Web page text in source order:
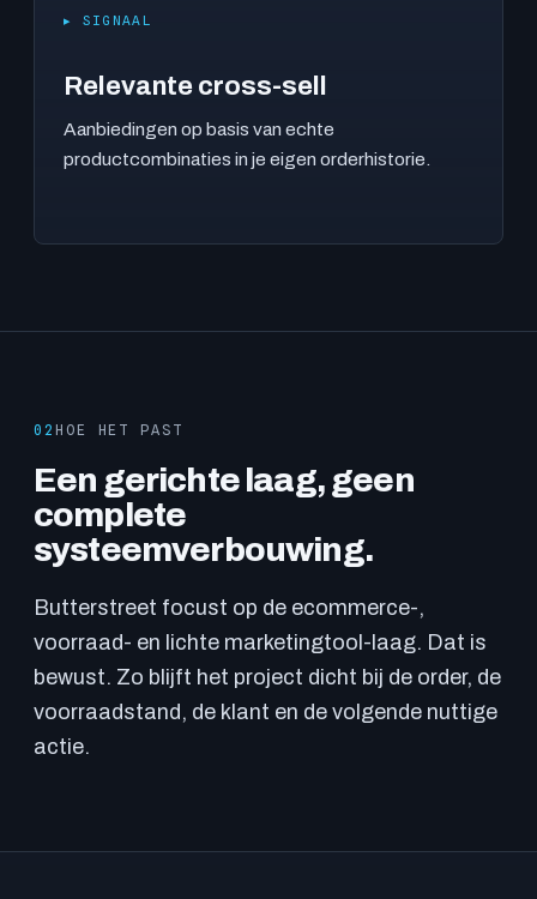
▸ SIGNAAL
Relevante cross-sell
Aanbiedingen op basis van echte
productcombinaties in je eigen orderhistorie.
02 HOE HET PAST
Een gerichte laag, geen
complete
systeemverbouwing.
Butterstreet focust op de ecommerce-,
voorraad- en lichte marketingtool-laag. Dat is
bewust. Zo blijft het project dicht bij de order, de
voorraadstand, de klant en de volgende nuttige
actie.